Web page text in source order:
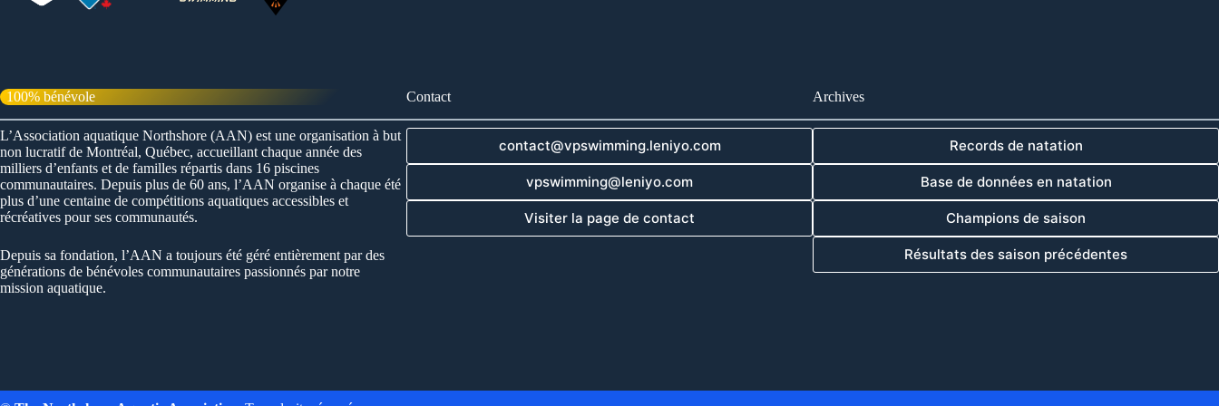
100% bénévole
L’Association aquatique Northshore (AAN) est une organisation à but
non lucratif de Montréal, Québec, accueillant chaque année des
milliers d’enfants et de familles répartis dans 16 piscines
communautaires. Depuis plus de 60 ans, l’AAN organise à chaque été
plus d’une centaine de compétitions aquatiques accessibles et
récréatives pour ses communautés.
Depuis sa fondation, l’AAN a toujours été géré entièrement par des
générations de bénévoles communautaires passionnés par notre
mission aquatique.
Contact
contact@vpswimming.leniyo.com
vpswimming@leniyo.com
Visiter la page de contact
Archives
Records de natation
Base de données en natation
Champions de saison
Résultats des saison précédentes